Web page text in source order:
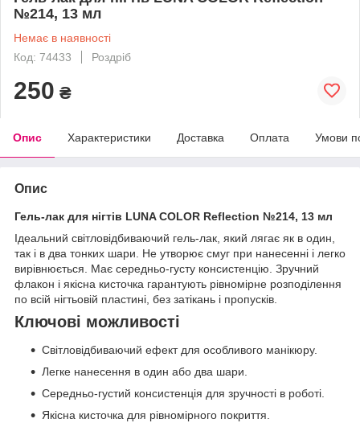
№214, 13 мл
Немає в наявності
Код: 74433
Роздріб
250 ₴
Опис Характеристики Доставка Оплата Умови
Опис
Гель-лак для нігтів LUNA COLOR Reflection №214, 13 мл
Ідеальний світловідбиваючий гель-лак, який лягає як в один,
так і в два тонких шари. Не утворює смуг при нанесенні і легко
вирівнюється. Має середньо-густу консистенцію. Зручний
флакон і якісна кисточка гарантують рівномірне розподілення
по всій нігтьовій пластині, без затікань і пропусків.
Ключові можливості
Світловідбиваючий ефект для особливого манікюру.
Легке нанесення в один або два шари.
Середньо-густий консистенція для зручності в роботі.
Якісна кисточка для рівномірного покриття.